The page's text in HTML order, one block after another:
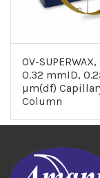
OV-SUPERWAX,
0.32 mmID,
µm(df)
Column